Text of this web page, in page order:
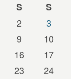
S
S
2
3
9
10
16
17
23
24